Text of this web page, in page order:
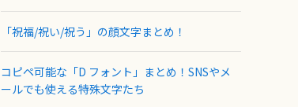
「祝福/祝い/祝う」の顔文字まとめ！
コピペ可能な「D フォント」まとめ！SNSやメ
ールでも使える特殊文字たち